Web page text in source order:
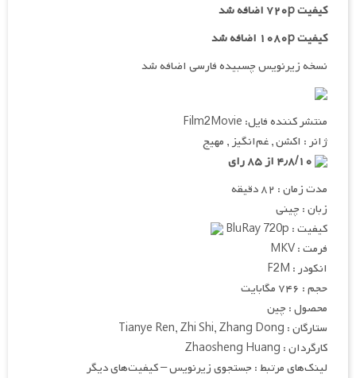
کیفیت ۷۲۰p اضافه شد
کیفیت ۱۰۸۰p اضافه شد
نسخه زیرنویس چسبیده فارسی اضافه شد
منتشر کننده فایل: Film2Movie
ژانر : اکشن , غم‌انگیز , مهیج
مدت زمان : ۸۲ دقیقه
زبان : چینی
کیفیت : BluRay 720p
فرمت : MKV
انکودر : F2M
حجم : ۷۴۶ مگابایت
محصول : چین
ستارگان : Tianye Ren, Zhi Shi, Zhang Dong
کارگردان : Zhaosheng Huang
لینک‌های مرتبط : جستجوی زیرنویس – کیفیت‌های دیگر